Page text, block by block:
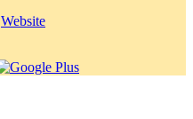
Website